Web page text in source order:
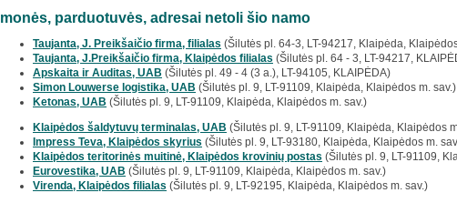
Įmonės, parduotuvės, adresai netoli šio namo
Taujanta, J. Preikšaičio firma, filialas (Šilutės pl. 64-3, LT-94217, Klaipėda,
Taujanta, J.Preikšaičio firma, Klaipėdos filialas (Šilutės pl. 64 - 3, LT-94217,
Apskaita ir Auditas, UAB (Šilutės pl. 49 - 4 (3 a.), LT-94105, KLAIPĖDA)
Simon Louwerse logistika, UAB (Šilutės pl. 9, LT-91109, Klaipėda, Klaipėdos m. sav.)
Ketonas, UAB (Šilutės pl. 9, LT-91109, Klaipėda, Klaipėdos m. sav.)
Klaipėdos šaldytuvų terminalas, UAB (Šilutės pl. 9, LT-91109, Klaipėda, Klaipėdos
Impress Teva, Klaipėdos skyrius (Šilutės pl. 9, LT-93180, Klaipėda, Klaipėdos m.
Klaipėdos teritorinės muitinė, Klaipėdos krovinių postas (Šilutės pl. 9, LT-91109,
Eurovestika, UAB (Šilutės pl. 9, LT-91109, Klaipėda, Klaipėdos m. sav.)
Virenda, Klaipėdos filialas (Šilutės pl. 9, LT-92195, Klaipėda, Klaipėdos m. sav.)